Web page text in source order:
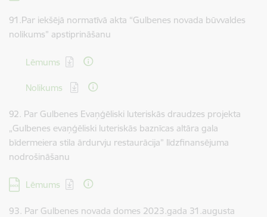
91.Par iekšējā normatīvā akta “Gulbenes novada būvvaldes
nolikums” apstiprināšanu
Lejupielādēt:
Lēmums
Lejupielādēt:
Nolikums
92. Par Gulbenes Evaņģēliski luteriskās draudzes projekta
„Gulbenes evaņģēliski luteriskās baznīcas altāra gala
bīdermeiera stila ārdurvju restaurācija” līdzfinansējuma
nodrošināšanu
Lejupielādēt:
Lēmums
93. Par Gulbenes novada domes 2023.gada 31.augusta